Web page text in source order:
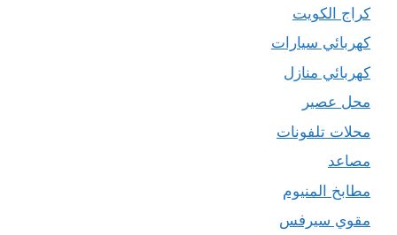
كراج الكويت
كهربائي سيارات
كهربائي منازل
محل عصير
محلات تلفونات
مصاعد
مطابخ المنيوم
مقوي سيرفس